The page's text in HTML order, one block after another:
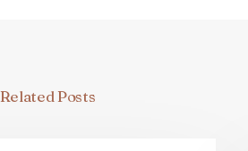
Related Posts